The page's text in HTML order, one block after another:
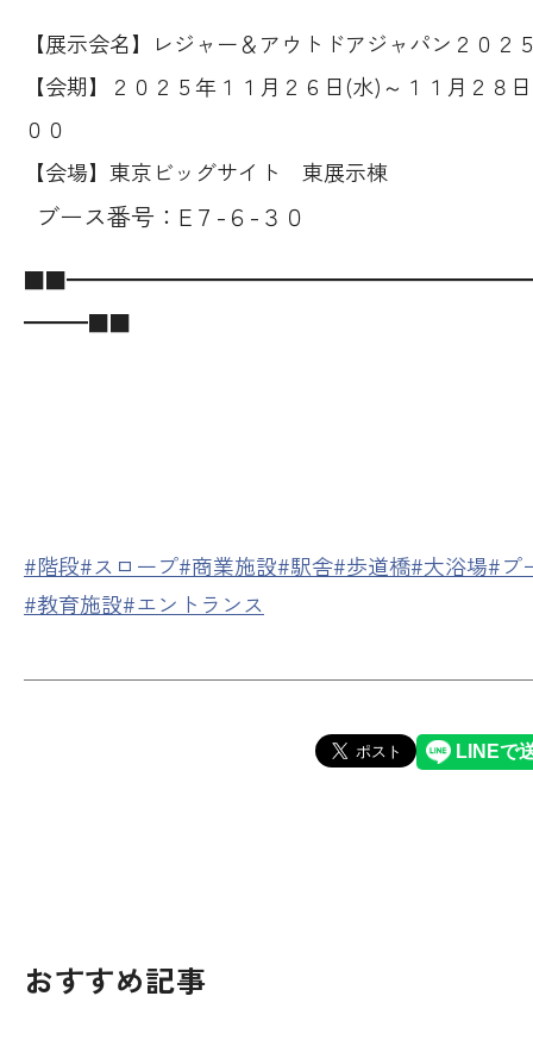
【展示会名】レジャー＆アウトドアジャパン２０２
【会期】２０２５年１１月２６日(水)～１１月２
００
【会場】東京ビッグサイト 東展示棟
ブース番号：E７-６-３０
━━━■■
#階段#スロープ#商業施設#駅舎#歩道橋#大浴場#プ
#教育施設#エントランス
おすすめ記事